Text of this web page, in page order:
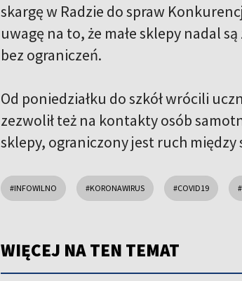
skargę w Radzie do spraw
uwagę na to, że małe sklepy nadal
bez ograniczeń.
Od poniedziałku do szkół wrócili
zezwolił też na kontakty osób
sklepy, ograniczony jest ruch
#INFOWILNO #KORONAWIRUS #COVID19
WIĘCEJ NA TEN TEMAT